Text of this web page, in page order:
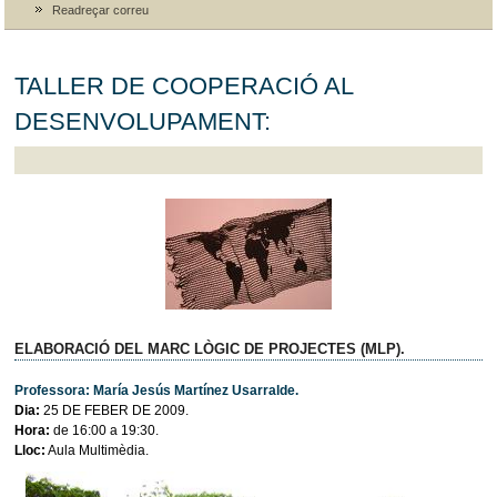
Readreçar correu
TALLER DE COOPERACIÓ AL
DESENVOLUPAMENT:
ELABORACIÓ DEL MARC LÒGIC DE PROJECTES (MLP).
Professora: María Jesús Martínez Usarralde.
Dia: 25 DE FEBER DE 2009.
Hora: de 16:00 a 19:30.
Lloc: Aula Multimèdia.